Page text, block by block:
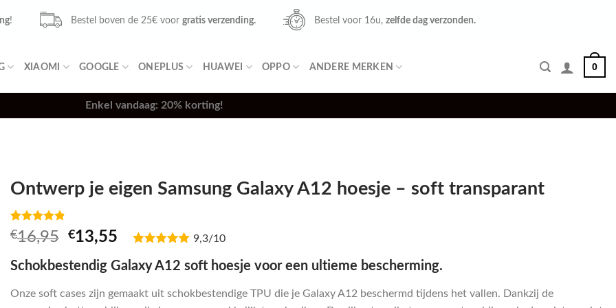
! Bestel boven de 25€ voor gratis verzending. Bestel voor 16u, zelfde dag verzonden.
XIAOMI GOOGLE ONEPLUS HUAWEI OPPO ANDERE MERKEN 0
Enkel vandaag: 20% korting!
Ontwerp je eigen Samsung Galaxy A12 hoesje – soft transparant
Waardering
4.80op 5
op
5
€16,95 Oorspronkelijke
was:
€16,95.
€13,55 Huidige
is:
€13,55.
9,3/10
Schokbestendig Galaxy A12 soft hoesje voor een ultieme bescherming.
Onze soft cases zijn gemaakt uit schokbestendige TPU die je Galaxy A12 beschermd tijdens het vallen. Dankzij de